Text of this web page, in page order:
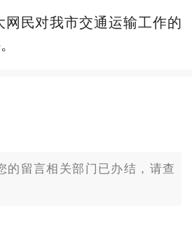
民对我市交通运输工作的
的留言相关部门已办结，请查